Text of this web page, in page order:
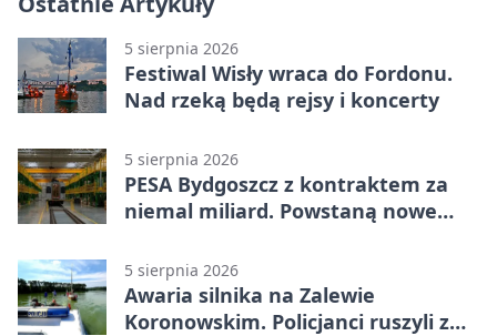
5 sierpnia 2026
Festiwal Wisły wraca do Fordonu.
Nad rzeką będą rejsy i koncerty
5 sierpnia 2026
PESA Bydgoszcz z kontraktem za
niemal miliard. Powstaną nowe
5 sierpnia 2026
Awaria silnika na Zalewie
Koronowskim. Policjanci ruszyli z